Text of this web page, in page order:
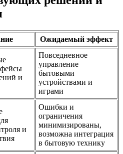
Ожидаемый эффект
и
Повседневное
управление
бытовыми
устройствами и
играми
и
Ошибки и
ограничения
минимизированы,
возможна интеграция
в бытовую технику